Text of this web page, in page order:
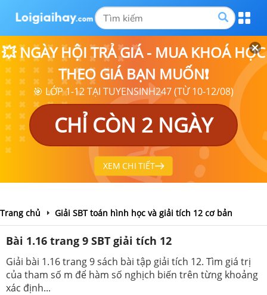
💥 NGÀY HỘI TRẢ GIÁ - MUA KHOÁ HỌC
THEO GIÁ BẠN MUỐN❗
🎯 LỚP 1-12 TẠI TUYENSINH247 (TỪ 10-12/08)
CHỈ CÒN 2 NGÀY
XEM CHI TIẾT
Trang chủ Giải SBT toán hình học và giải tích 12 cơ bản
Bài 1.16 trang 9 SBT giải tích 12
Giải bài 1.16 trang 9 sách bài tập giải tích 12. Tìm giá trị
của tham số m để hàm số nghịch biến trên từng khoảng
xác định...